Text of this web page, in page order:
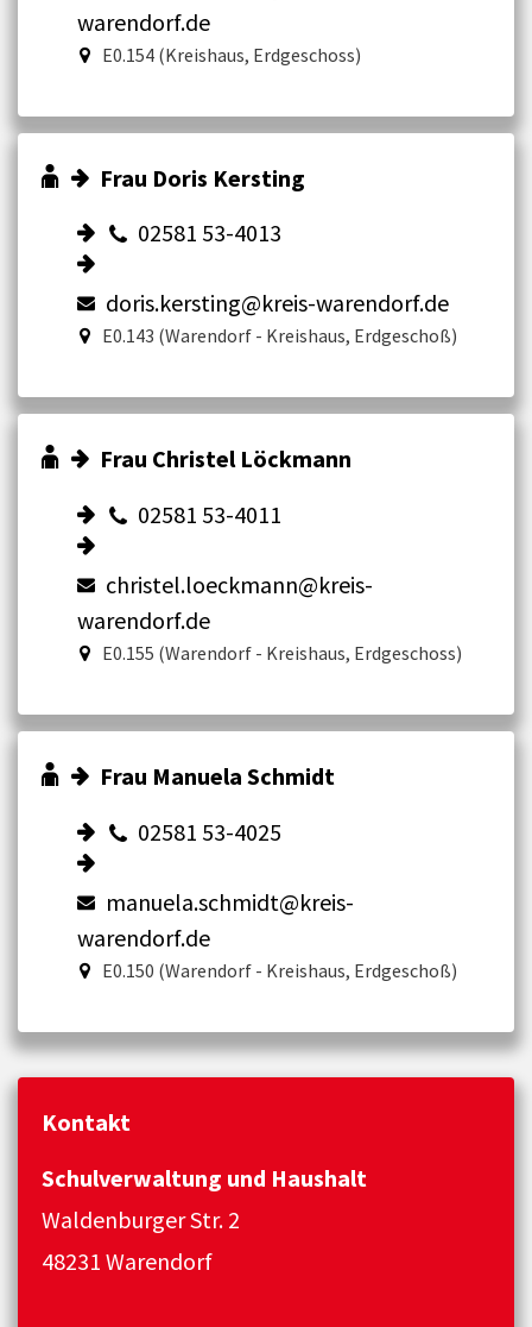
warendorf.de
E0.154 (Kreishaus, Erdgeschoss)
Frau Doris Kersting
02581 53-4013
doris.kersting@kreis-warendorf.de
E0.143 (Warendorf - Kreishaus, Erdgeschoß)
Frau Christel Löckmann
02581 53-4011
christel.loeckmann@kreis-
warendorf.de
E0.155 (Warendorf - Kreishaus, Erdgeschoss)
Frau Manuela Schmidt
02581 53-4025
manuela.schmidt@kreis-
warendorf.de
E0.150 (Warendorf - Kreishaus, Erdgeschoß)
Kontakt
Schulverwaltung und Haushalt
Waldenburger Str. 2
48231 Warendorf